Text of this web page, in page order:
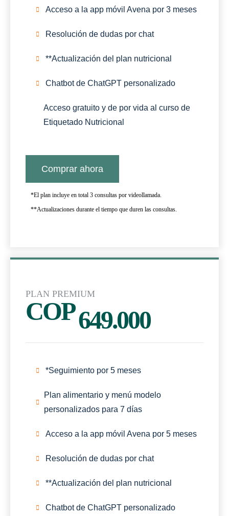
Acceso a la app móvil Avena por 3 meses
Resolución de dudas por chat
**Actualización del plan nutricional
Chatbot de ChatGPT personalizado
Acceso gratuito y de por vida al curso de
Etiquetado Nutricional
Comprar ahora
*El plan incluye en total 3 consultas por videollamada.
**Actualizaciones durante el tiempo que duren las consultas.
PLAN PREMIUM
COP649.000
*Seguimiento por 5 meses
Plan alimentario y menú modelo
personalizados para 7 días
Acceso a la app móvil Avena por 5 meses
Resolución de dudas por chat
**Actualización del plan nutricional
Chatbot de ChatGPT personalizado